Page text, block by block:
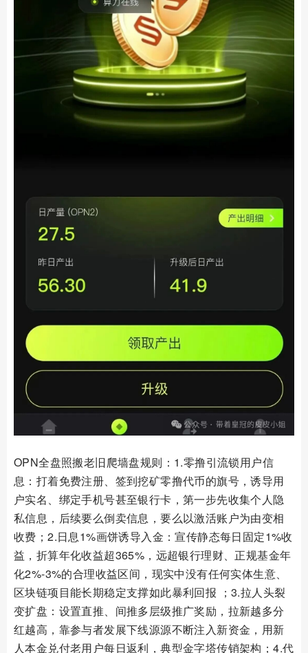
OPN全盘照搬老旧爬墙盘规则：1.零撸引流锁用户信
息：打着免费注册、签到挖矿零撸代币的旗号，诱导用
户实名、绑定手机号甚至银行卡，第一步先收集个人隐
私信息，后续要么倒卖信息，要么以激活账户为由变相
收费；2.日息1%画饼诱导入金：宣传静态每日固定1%收
益，折算年化收益超365%，远超银行理财、正规基金年
化2%-3%的合理收益区间，现实中没有任何实体生意、
区块链项目能长期稳定支撑如此暴利回报 ；3.拉人头裂
变扩盘：设置直推、间推多层级推广奖励，拉新越多分
红越高，靠参与者发展下线源源不断注入新资金，用新
人本金兑付老用户每日返利，典型金字塔传销架构；4.代